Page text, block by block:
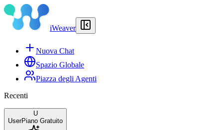
iWeaver
Nuova Chat
Spazio Globale
Piazza degli Agenti
Recenti
U
UserPiano Gratuito